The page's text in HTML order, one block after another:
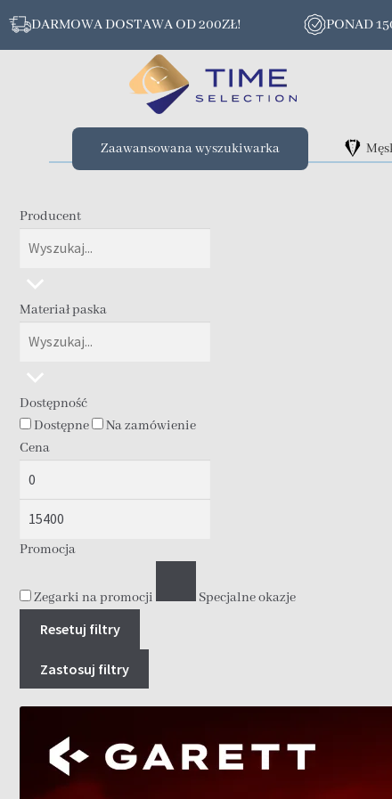
DARMOWA DOSTAWA OD 200ZŁ! PONAD
Zaawansowana wyszukiwarka
Producent
Materiał paska
Dostępność
Dostępne
Na zamówienie
Cena
Promocja
Zegarki na promocji Specjalne okazje
Resetuj filtry
Zastosuj filtry